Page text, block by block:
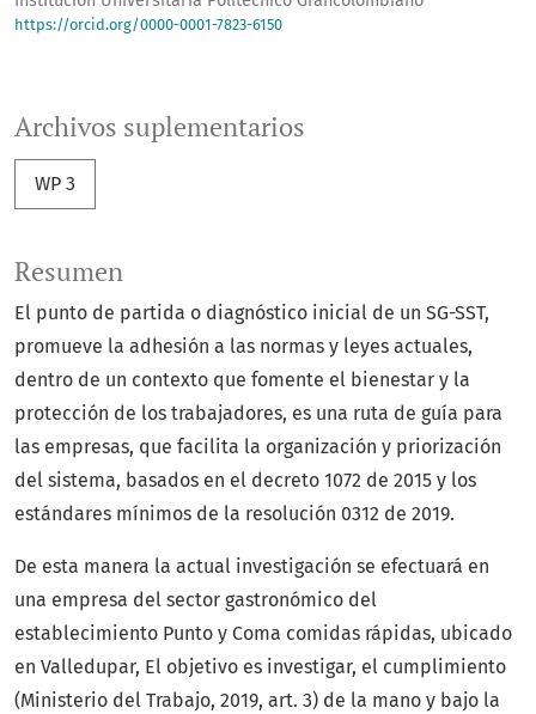
https://orcid.org/0000-0001-7823-6150
Archivos suplementarios
WP 3
Resumen
El punto de partida o diagnóstico inicial de un SG-SST,
promueve la adhesión a las normas y leyes actuales,
dentro de un contexto que fomente el bienestar y la
protección de los trabajadores, es una ruta de guía para
las empresas, que facilita la organización y priorización
del sistema, basados en el decreto 1072 de 2015 y los
estándares mínimos de la resolución 0312 de 2019.
De esta manera la actual investigación se efectuará en
una empresa del sector gastronómico del
establecimiento Punto y Coma comidas rápidas, ubicado
en Valledupar, El objetivo es investigar, el cumplimiento
(Ministerio del Trabajo, 2019, art. 3) de la mano y bajo la